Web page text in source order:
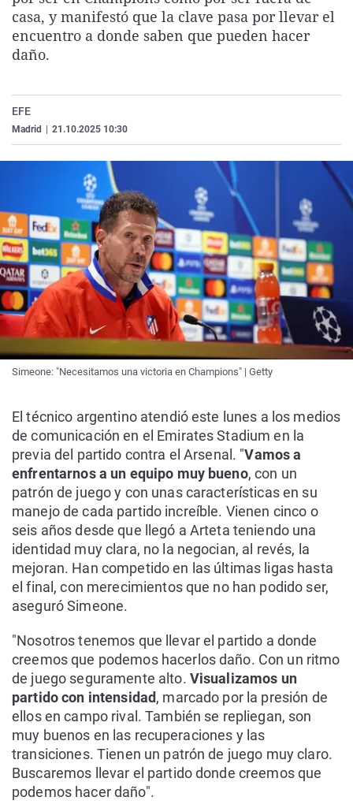
La rosa de los vientos
Gente viajera
Caso
Retornados
Operación Viuda
Extremadura
Galicia
Navarra
Virales
Televisión
casa, y manifestó que la clave pasa por llevar el
encuentro a donde saben que pueden hacer
daño.
EFE
Madrid 21.10.2025 10:30
Simeone: "Necesitamos una victoria en Champions" | Getty
El técnico argentino atendió este lunes a los medios
de comunicación en el Emirates Stadium en la
previa del partido contra el Arsenal. "Vamos a
enfrentarnos a un equipo muy bueno, con un
patrón de juego y con unas características en su
manejo de cada partido increíble. Vienen cinco o
seis años desde que llegó a Arteta teniendo una
identidad muy clara, no la negocian, al revés, la
mejoran. Han competido en las últimas ligas hasta
el final, con merecimientos que no han podido ser,
aseguró Simeone.
"Nosotros tenemos que llevar el partido a donde
creemos que podemos hacerlos daño. Con un ritmo
de juego seguramente alto. Visualizamos un
partido con intensidad, marcado por la presión de
ellos en campo rival. También se repliegan, son
muy buenos en las recuperaciones y las
transiciones. Tienen un patrón de juego muy claro.
Buscaremos llevar el partido donde creemos que
podemos hacer daño".